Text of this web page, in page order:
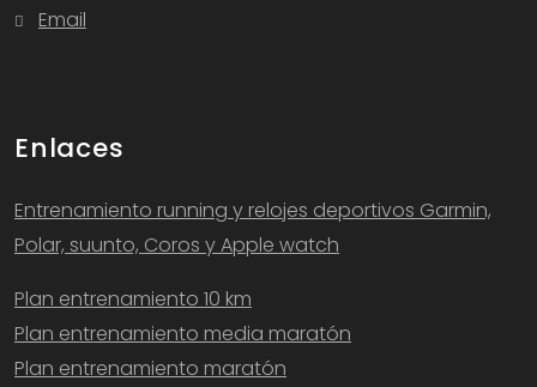
Email
Enlaces
Entrenamiento running y relojes deportivos Garmin,
Polar, suunto, Coros y Apple watch
Plan entrenamiento 10 km
Plan entrenamiento media maratón
Plan entrenamiento maratón